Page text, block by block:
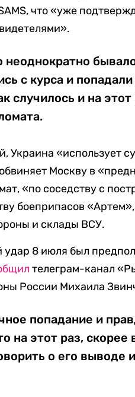
что «уже
неоднократно
с курса и
случилось и на этот
Украина «использует
Москву в
«по соседству с
боеприпасов
и склады ВСУ.
удар 8 июля был
телеграм-канал
России Михаила
попадание и
на этот раз, скорее
о его выводе